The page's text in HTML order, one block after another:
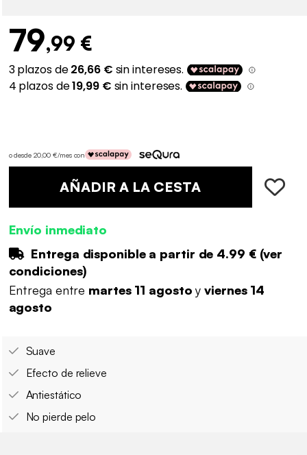
79,99 €
o desde 20,00 €/mes con
AÑADIR A LA CESTA
Envío inmediato
Entrega disponible a partir de 4.99 €(ver
condiciones)
Entrega entre martes 11 agostoyviernes 14
agosto
Suave
Efecto de relieve
Antiestático
No pierde pelo